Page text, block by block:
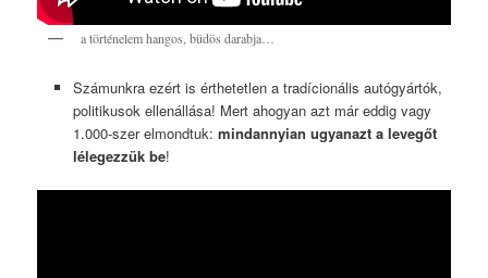
a történelem hangos, büdös darabja…
Számunkra ezért is érthetetlen a tradícionális autógyártók,
politikusok ellenállása! Mert ahogyan azt már eddig vagy
1.000-szer elmondtuk: mindannyian ugyanazt a levegőt
lélegezzük be!